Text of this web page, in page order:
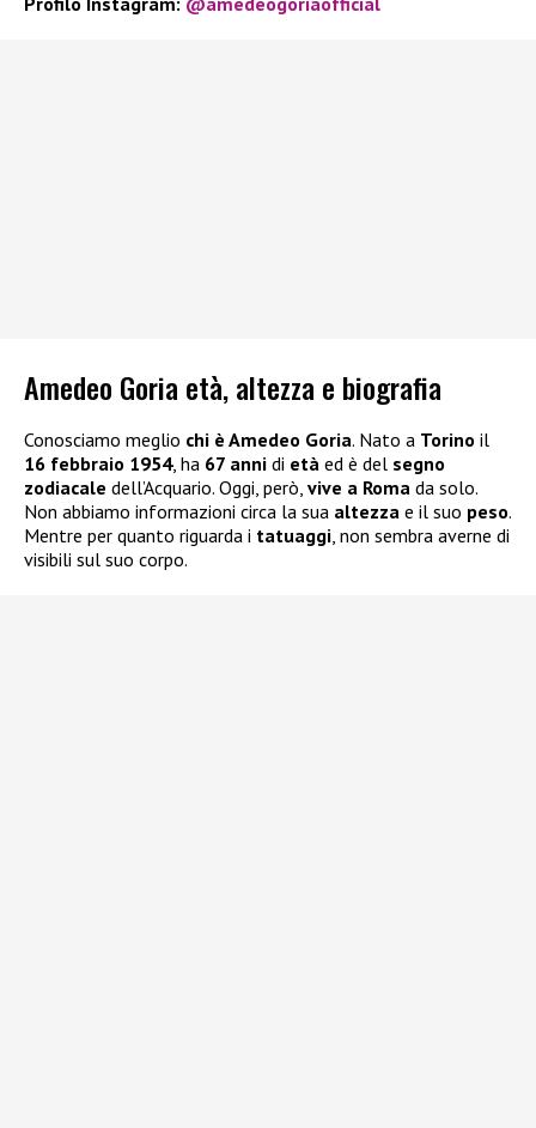
Amedeo Goria età, altezza e biografia
Conosciamo meglio chi è Amedeo Goria. Nato a Torino il
16 febbraio 1954, ha 67 anni di età ed è del segno
zodiacale dell’Acquario. Oggi, però, vive a Roma da solo.
Non abbiamo informazioni circa la sua altezza e il suo peso.
Mentre per quanto riguarda i tatuaggi, non sembra averne di
visibili sul suo corpo.